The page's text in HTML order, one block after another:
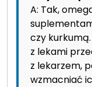
A: Tak,
czy
z lekami
z lekarzem,
wzmacniać